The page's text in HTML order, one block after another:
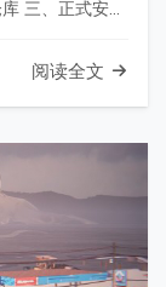
三、正式安装
阅读全文